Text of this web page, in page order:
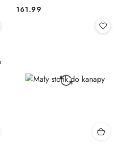
Cena:
161.99